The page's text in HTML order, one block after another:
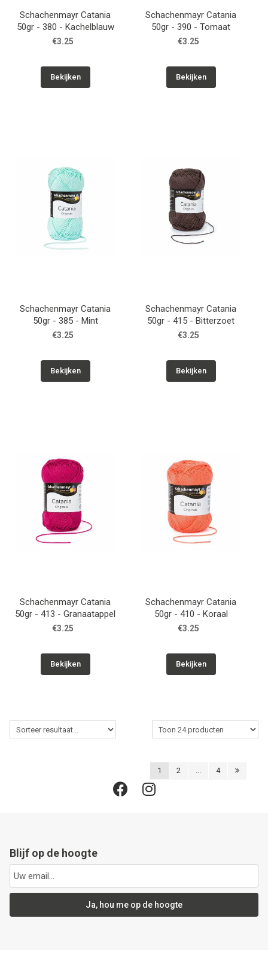
Schachenmayr Catania
50gr - 380 - Kachelblauw
€3.25
Bekijken
Schachenmayr Catania
50gr - 390 - Tomaat
€3.25
Bekijken
Schachenmayr Catania
50gr - 385 - Mint
€3.25
Bekijken
Schachenmayr Catania
50gr - 415 - Bitterzoet
€3.25
Bekijken
Schachenmayr Catania
50gr - 413 - Granaatappel
€3.25
Bekijken
Schachenmayr Catania
50gr - 410 - Koraal
€3.25
Bekijken
1 2 ... 4
Blijf op de hoogte
Ja, hou me op de hoogte